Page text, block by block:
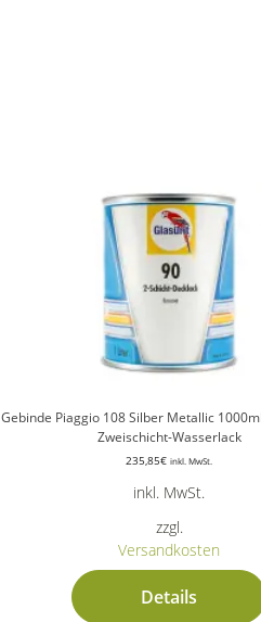
Gebinde Piaggio 108 Silber Metallic
Zweischicht-Wasserlack
235,85€ inkl. MwSt.
inkl. MwSt.
zzgl.
Versandkosten
Details